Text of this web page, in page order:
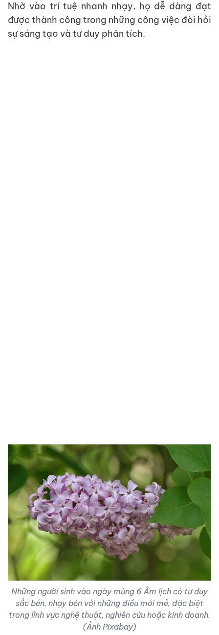
Nhờ vào trí tuệ nhanh nhạy, họ dễ dàng đạt
được thành công trong những công việc đòi hỏi
sự sáng tạo và tư duy phân tích.
Những người sinh vào ngày mùng 6 Âm lịch có tư duy
sắc bén, nhạy bén với những điều mới mẻ, đặc biệt
trong lĩnh vực nghệ thuật, nghiên cứu hoặc kinh doanh.
(Ảnh Pixabay)